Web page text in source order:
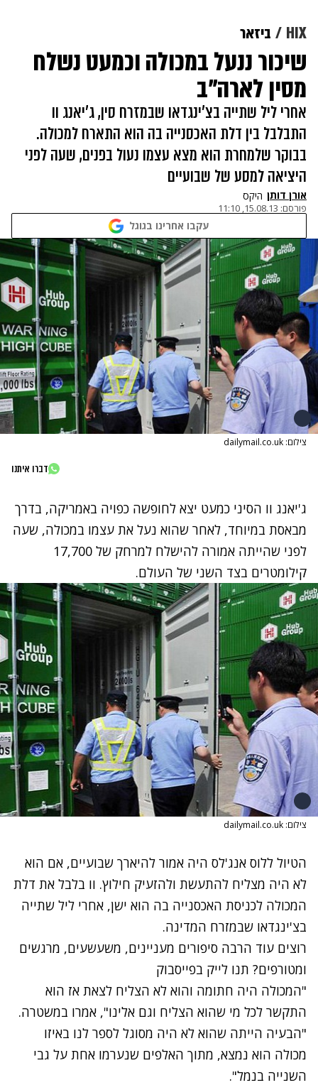
HIX ביזאר
שיכור ננעל במכולה וכמעט נשלח
מסין לארה"ב
אחרי ליל שתייה בצ'ינגדאו שבמזרח סין, ג'יאנג וו
התבלבל בין דלת האכסנייה בה הוא התארח למכולה.
בבוקר שלמחרת הוא מצא עצמו נעול בפנים, שעה לפני
היציאה למסע של שבועיים
אורן דותן היקס
פורסם: 15.08.13, 11:10
עקבו אחרינו בגוגל
צילום: dailymail.co.uk
דברו איתנו
ג'יאנג וו הסיני כמעט יצא לחופשה כפויה באמריקה, בדרך
מבאסת במיוחד, לאחר שהוא נעל את עצמו במכולה, שעה
לפני שהייתה אמורה להישלח למרחק של 17,700
קילומטרים בצד השני של העולם.
צילום: dailymail.co.uk
הטיול ללוס אנג'לס היה אמור להיארך שבועיים, אם הוא
לא היה מצליח להתעשת ולהזעיק חילוץ. וו בלבל את דלת
המכולה לכניסת האכסנייה בה הוא ישן, אחרי ליל שתייה
בצ'ינגדאו שבמזרח המדינה.
רוצים עוד הרבה סיפורים מעניינים, משעשעים, מרגשים
ומטורפים? תנו לייק בפייסבוק
"המכולה היה חתומה והוא לא הצליח לצאת אז הוא
התקשר לכל מי שהוא הצליח וגם אלינו", אמרו במשטרה.
"הבעיה הייתה שהוא לא היה מסוגל לספר לנו באיזו
מכולה הוא נמצא, מתוך האלפים שנערמו אחת על גבי
השנייה בנמל".